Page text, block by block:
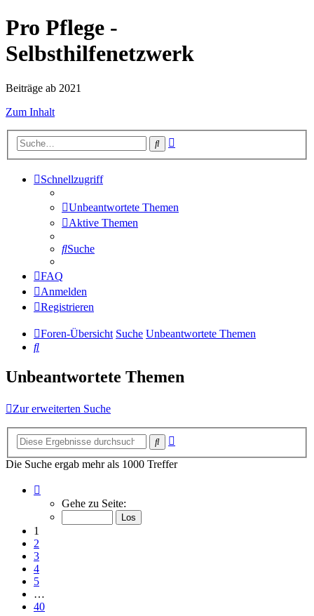
Pro Pflege -
Selbsthilfenetzwerk
Beiträge ab 2021
Zum Inhalt
Suche
Schnellzugriff
Unbeantwortete Themen
Aktive Themen
Suche
FAQ
Anmelden
Registrieren
Foren-Übersicht Suche Unbeantwortete Themen
Suche
Unbeantwortete Themen
Zur erweiterten Suche
Suche
Die Suche ergab mehr als 1000 Treffer
von
Gehe zu Seite:
1
2
3
4
5
…
40